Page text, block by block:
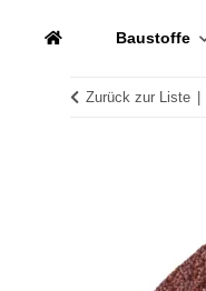
Baustoffe
Zurück zur Liste